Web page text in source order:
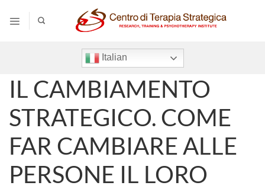
contenuti
Italian
IL CAMBIAMENTO
STRATEGICO. COME
FAR CAMBIARE ALLE
PERSONE IL LORO